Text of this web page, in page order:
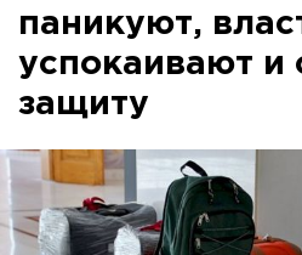
паникуют,
успокаивают
защиту